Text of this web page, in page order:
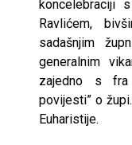
koncelebraciji
Ravlićem,
sadašnjim
generalnim
zajedno s fra
povijesti” o
Euharistije.